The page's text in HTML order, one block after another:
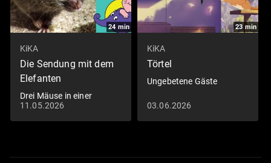
24 min
KiKA
Die Sendung mit dem
Elefanten
Drei Mäuse in einer
Scheune
11.05.2026
23 min
KiKA
Törtel
Ungebetene Gäste
03.06.2026